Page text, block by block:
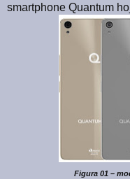
smartphone Quantum
Figura 01 –